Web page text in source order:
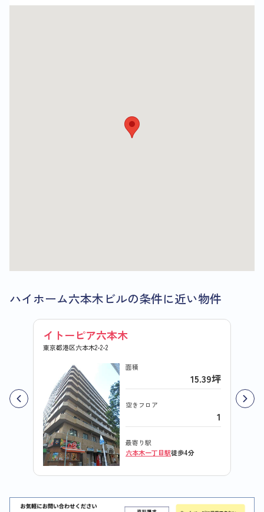
ハイホーム六本木ビルの条件に近い物件
イトーピア六本木
東京都港区六本木2-2-2
面積
15.39坪
空きフロア
1
最寄り駅
六本木一丁目駅徒歩4分